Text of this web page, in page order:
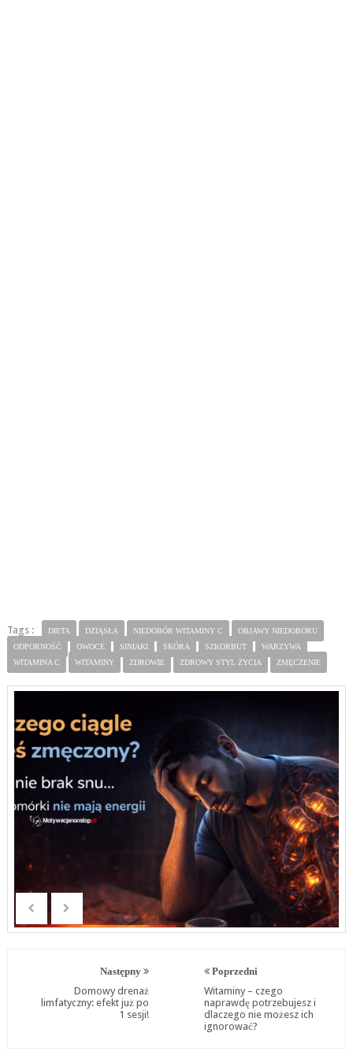
Tags : DIETA DZIĄSŁA NIEDOBÓR WITAMINY C
OBJAWY NIEDOBORU
ODPORNOŚĆ
OWOCE SINIAKI SKÓRA SZKORBUT
WARZYWA
WITAMINA C
WITAMINY ZDROWIE ZDROWY STYL ŻYCIA ZMĘCZENIE
Następny
Domowy drenaż
limfatyczny: efekt już po
1 sesji!
Poprzedni
Witaminy – czego
naprawdę potrzebujesz i
dlaczego nie możesz ich
ignorować?